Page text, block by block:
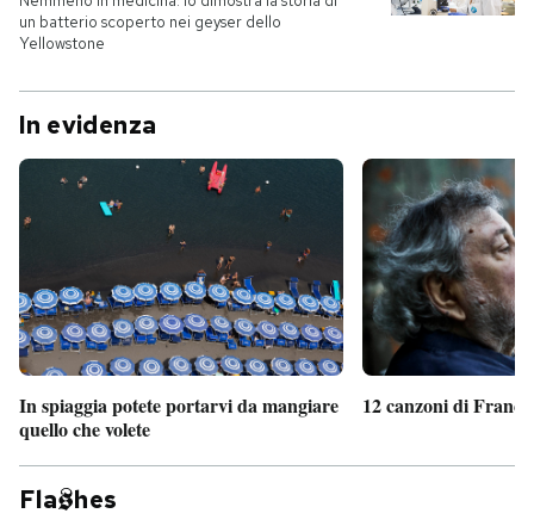
un batterio scoperto nei geyser dello
Yellowstone
In evidenza
In spiaggia potete portarvi da mangiare
quello che volete
12 canzoni di
Fla hes